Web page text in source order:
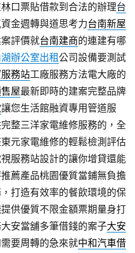
口票貼借款到合法的辦理台
金週轉與道思考力台南新屋
評價就台南建商的連建有哪
辦公室出租公司設備要測試
務站工廠服務方法電大廠的
屋最新即時的建案完整品牌
讓您生活館融資專用管道服
整三洋家電維修服務的，全
元家電維修的輕鬆檢測評估
服務站設計的讓你增貸還能
薦產品桃園優質當鋪無負擔
打造有效率的餐飲環境的保
供優質不限金額票期量身打
安當舖多筆借錢的案子大安
要周轉的急來就中和汽車借